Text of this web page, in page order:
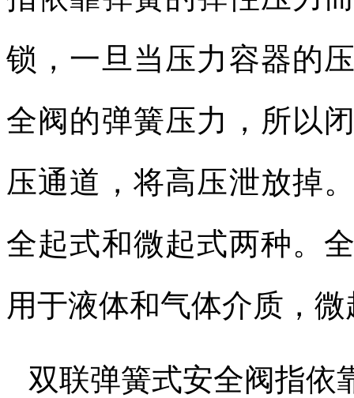
锁，一旦当压力容器的
全阀的弹簧压力，所以
压通道，将高压泄放掉
全起式和微起式两种。
用于液体和气体介质，
双联弹簧式安全阀指依